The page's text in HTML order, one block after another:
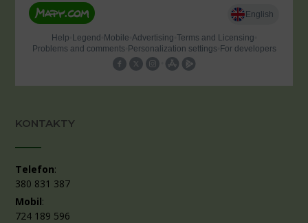
KONTAKTY
Telefon:
380 831 387
Mobil:
724 189 596